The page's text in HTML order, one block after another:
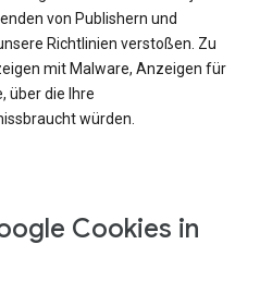
von Publishern und
Richtlinien verstoßen. Zu
mit Malware, Anzeigen für
über die Ihre
würden.
Cookies in